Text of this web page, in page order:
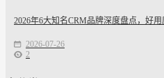
2026年6大知名CRM品牌深度盘点，好
2026-07-26
2